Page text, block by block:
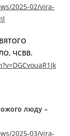
2025-02/vira-
ЧСВВ.
люду–
2025-03/vira-